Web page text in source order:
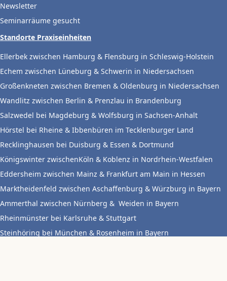
Newsletter
Seminarräume gesucht
Standorte Praxiseinheiten
Ellerbek zwischen Hamburg & Flensburg in Schleswig-Holstein
Echem zwischen Lüneburg & Schwerin in Niedersachsen
Großenkneten zwischen Bremen & Oldenburg in Niedersachsen
Wandlitz zwischen Berlin & Prenzlau in Brandenburg
Salzwedel bei Magdeburg & Wolfsburg in Sachsen-Anhalt
Hörstel bei Rheine & Ibbenbüren im Tecklenburger Land
Recklinghausen bei Duisburg & Essen & Dortmund
Königswinter zwischenKöln & Koblenz in Nordrhein-Westfalen
Eddersheim zwischen Mainz & Frankfurt am Main in Hessen
Marktheidenfeld zwischen Aschaffenburg & Würzburg in Bayern
Ammerthal zwischen Nürnberg & Weiden in Bayern
Rheinmünster bei Karlsruhe & Stuttgart
Steinhöring bei München & Rosenheim in Bayern